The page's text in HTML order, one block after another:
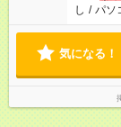
し / パソ
気になる！